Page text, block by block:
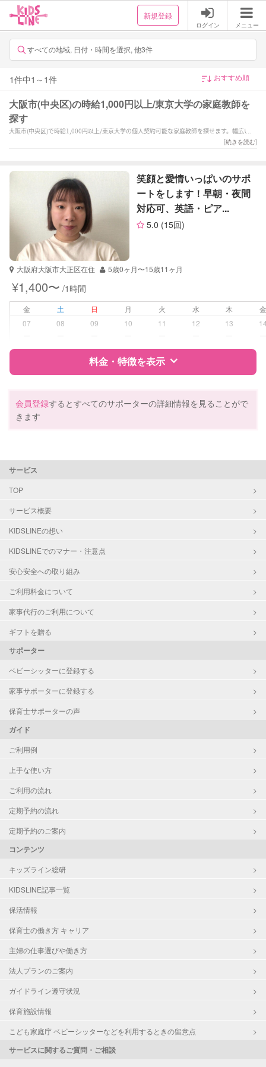
新規登録
ログイン メニュー
すべての地域, 日付・時間を選択, 他3件
1件中1 ～ 1件
大阪市(中央区)の時給1,000円以上/東京大学の家庭教師を
探す
大阪市(中央区)で時給1,000円以上/東京大学の個人契約可能な家庭教師を探せます。幅広い教
[続きを読む]
笑顔と愛情いっぱいのサポ
ートをします！早朝・夜間
対応可、英語・ピア...
5.0 (15回)
大阪府大阪市大正区在住 5歳0ヶ月〜15歳11ヶ月
¥1,400〜 /1時間
金 土 日 月 火 水 木
07
08 09 10 11 12 13
料金・特徴を表示
資格 自治体届出済ベビーシッター
受験対策
学校/塾の補習・宿題
対応科目
会員登録するとすべてのサポーターの詳細情報を見ることがで
きます
サービス
TOP
サービス概要
KIDSLINEの想い
KIDSLINEでのマナー・注意点
安心安全への取り組み
ご利用料金について
家事代行のご利用について
ギフトを贈る
サポーター
ベビーシッターに登録する
家事サポーターに登録する
保育士サポーターの声
ガイド
ご利用例
上手な使い方
ご利用の流れ
定期予約の流れ
定期予約のご案内
コンテンツ
キッズライン総研
KIDSLINE記事一覧
保活情報
保育士の働き方 キャリア
主婦の仕事選びや働き方
法人プランのご案内
ガイドライン遵守状況
保育施設情報
こども家庭庁 ベビーシッターなどを利用するときの留意点
サービスに関するご質問・ご相談